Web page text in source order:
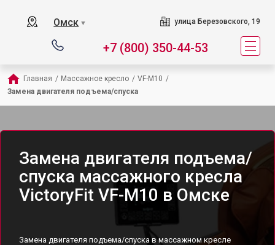
Омск ▼ улица Березовского, 19
+7 (800) 350-44-53
Главная / Массажное кресло / VF-M10 /
Замена двигателя подъема/спуска
Замена двигателя подъема/
спуска массажного кресла
VictoryFit VF-M10 в Омске
Замена двигателя подъема/спуска в массажном кресле